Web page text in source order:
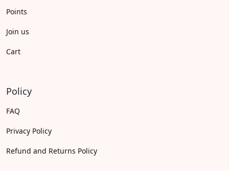
Points
Join us
Cart
Policy
FAQ
Privacy Policy
Refund and Returns Policy